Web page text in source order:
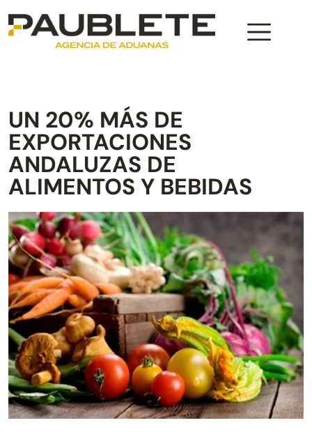
UN 20% MÁS DE
EXPORTACIONES
ANDALUZAS DE
ALIMENTOS Y BEBIDAS